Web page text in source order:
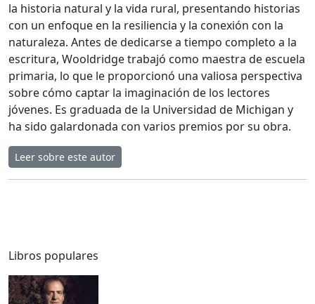
la historia natural y la vida rural, presentando historias
con un enfoque en la resiliencia y la conexión con la
naturaleza. Antes de dedicarse a tiempo completo a la
escritura, Wooldridge trabajó como maestra de escuela
primaria, lo que le proporcionó una valiosa perspectiva
sobre cómo captar la imaginación de los lectores
jóvenes. Es graduada de la Universidad de Michigan y
ha sido galardonada con varios premios por su obra.
Leer sobre este autor
Libros populares